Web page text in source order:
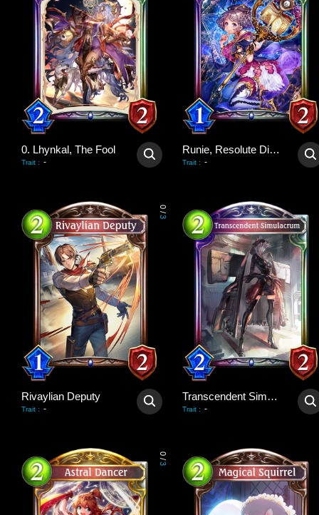
0. Lhynkal, The Fool
Trait : -
Runie, Resolute Diviner
Trait : -
0
/
3
Rivaylian Deputy
Trait : -
Transcendent Simulacrum
Trait : -
0
/
3